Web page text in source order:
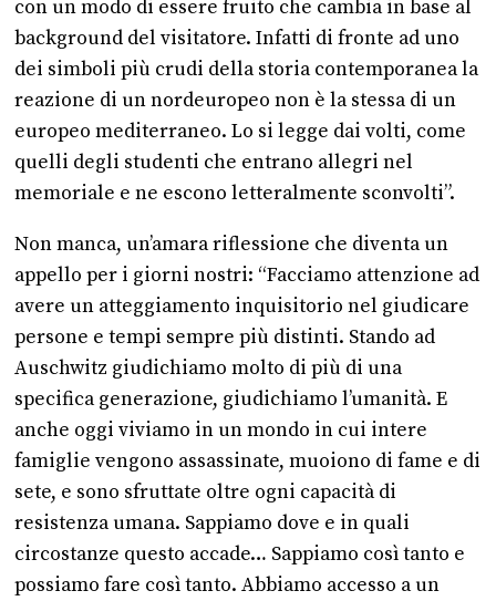
con un modo di essere fruito che cambia in base al
background del visitatore. Infatti di fronte ad uno
dei simboli più crudi della storia contemporanea la
reazione di un nordeuropeo non è la stessa di un
europeo mediterraneo. Lo si legge dai volti, come
quelli degli studenti che entrano allegri nel
memoriale e ne escono letteralmente sconvolti”.
Non manca, un’amara riflessione che diventa un
appello per i giorni nostri: “Facciamo attenzione ad
avere un atteggiamento inquisitorio nel giudicare
persone e tempi sempre più distinti. Stando ad
Auschwitz giudichiamo molto di più di una
specifica generazione, giudichiamo l’umanità. E
anche oggi viviamo in un mondo in cui intere
famiglie vengono assassinate, muoiono di fame e di
sete, e sono sfruttate oltre ogni capacità di
resistenza umana. Sappiamo dove e in quali
circostanze questo accade… Sappiamo così tanto e
possiamo fare così tanto. Abbiamo accesso a un